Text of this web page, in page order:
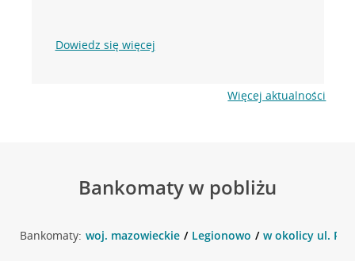
Dowiedz się więcej
Więcej aktualności
Bankomaty w pobliżu
Bankomaty: woj. mazowieckie Legionowo w okolicy ul.